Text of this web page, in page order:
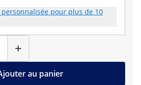
pour plus de 10
+
au panier